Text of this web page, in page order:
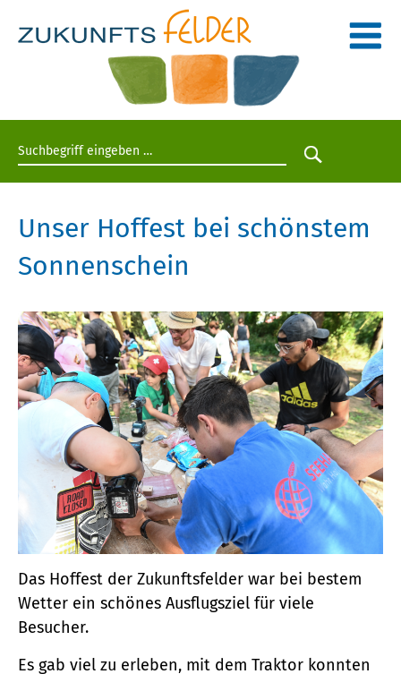
Suchbegriff eingeben
Suche
Unser Hoffest bei schönstem
Sonnenschein
Das Hoffest der Zukunftsfelder war bei bestem
Wetter ein schönes Ausflugsziel für viele
Besucher.
Es gab viel zu erleben, mit dem Traktor konnten